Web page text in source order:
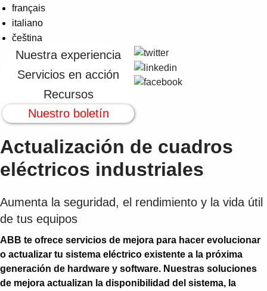
Suggestions
See more products
Shopping list preview
français
italiano
čeština
Nuestra experiencia
Servicios en acción
Recursos
Nuestro boletín
Actualización de cuadros
eléctricos industriales
Aumenta la seguridad, el rendimiento y la vida útil
de tus equipos
ABB te ofrece servicios de mejora para hacer evolucionar
o actualizar tu sistema eléctrico existente a la próxima
generación de hardware y software. Nuestras soluciones
de mejora actualizan la disponibilidad del sistema, la